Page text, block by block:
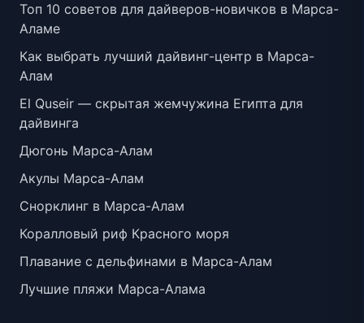
Топ 10 советов для дайверов-новичков в Марса-
Аламе
Как выбрать лучший дайвинг-центр в Марса-
Алам
El Quseir — скрытая жемчужина Египта для
дайвинга
Дюгонь Марса-Алам
Акулы Марса-Алам
Снорклинг в Марса-Алам
Коралловый риф Красного моря
Плавание с дельфинами в Марса-Алам
Лучшие пляжи Марса-Алама